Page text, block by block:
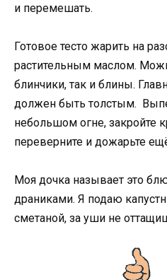
и перемешать.
Готовое тесто жарить на
растительным маслом.
блинчики, так и блины.
должен быть толстым.
небольшом огне, закройте
переверните и дожарьте
Моя дочка называет это
драниками. Я подаю
сметаной, за уши не